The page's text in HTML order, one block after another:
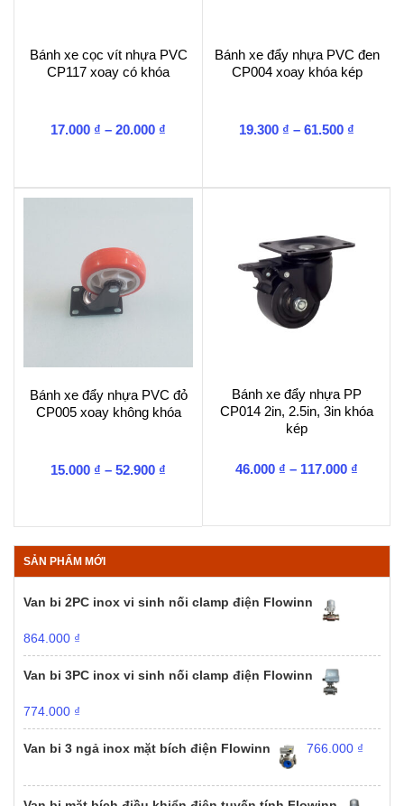
Bánh xe cọc vít nhựa PVC
CP117 xoay có khóa
17.000 ₫ – 20.000 ₫
đến
Bánh xe đẩy nhựa PVC đen
CP004 xoay khóa kép
19.300 ₫ – 61.500 ₫
Bánh xe đẩy nhựa PVC đỏ
CP005 xoay không khóa
15.000 ₫ – 52.900 ₫
Bánh xe đẩy nhựa PP
CP014 2in, 2.5in, 3in khóa
kép
46.000 ₫ – 117.000 ₫
SẢN PHẨM MỚI
Van bi 2PC inox vi sinh nối clamp điện Flowinn
864.000 ₫
Van bi 3PC inox vi sinh nối clamp điện Flowinn
774.000 ₫
Van bi 3 ngả inox mặt bích điện Flowinn 766.000 ₫